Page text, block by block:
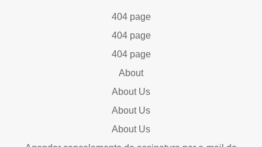
404 page
404 page
404 page
About
About Us
About Us
About Us